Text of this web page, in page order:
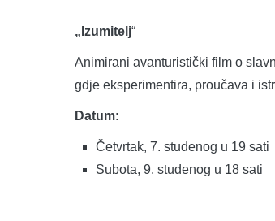
„Izumitelj“
Animirani avanturistički film o
gdje eksperimentira, proučava i
Datum:
Četvrtak, 7. studenog u 19 sati
Subota, 9. studenog u 18 sati